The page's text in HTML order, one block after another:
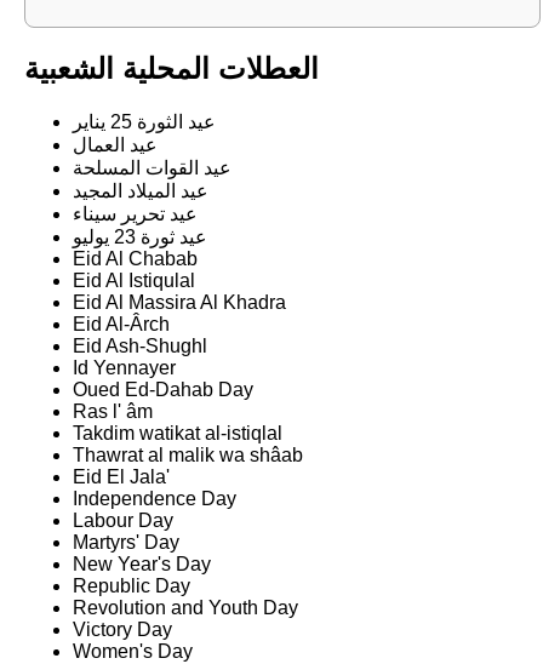
العطلات المحلية الشعبية
عيد الثورة 25 يناير
عيد العمال
عيد القوات المسلحة
عيد الميلاد المجيد
عيد تحرير سيناء
عيد ثورة 23 يوليو
Eid Al Chabab
Eid Al Istiqulal
Eid Al Massira Al Khadra
Eid Al-Ârch
Eid Ash-Shughl
Id Yennayer
Oued Ed-Dahab Day
Ras l' âm
Takdim watikat al-istiqlal
Thawrat al malik wa shâab
Eid El Jala'
Independence Day
Labour Day
Martyrs' Day
New Year's Day
Republic Day
Revolution and Youth Day
Victory Day
Women's Day